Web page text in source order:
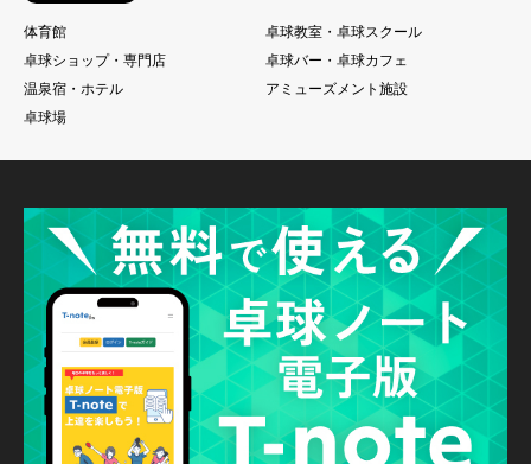
体育館
卓球教室・卓球スクール
卓球ショップ・専門店
卓球バー・卓球カフェ
温泉宿・ホテル
アミューズメント施設
卓球場